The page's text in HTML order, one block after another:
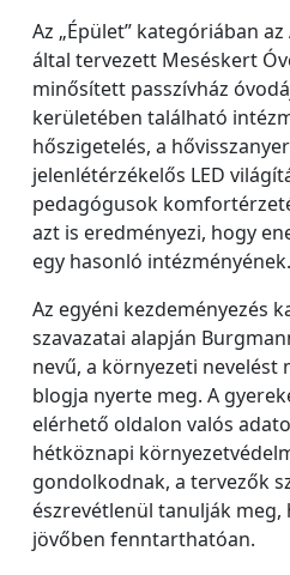
Az „Épület” kategóriában
által tervezett Meséskert
minősített passzívház
kerületében található
hőszigetelés, a
jelenlétérzékelős LED
pedagógusok
azt is eredményezi, hogy
egy hasonló intézményének.
Az egyéni kezdeményezés
szavazatai alapján
nevű, a környezeti
blogja nyerte meg. A
elérhető oldalon valós
hétköznapi
gondolkodnak, a tervezők
észrevétlenül tanulják meg,
jövőben fenntarthatóan.